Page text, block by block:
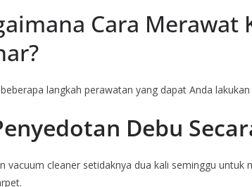
Cara
langkah perawatan yang dapat Anda
Debu
vacuum cleaner setidaknya dua kali seminggu